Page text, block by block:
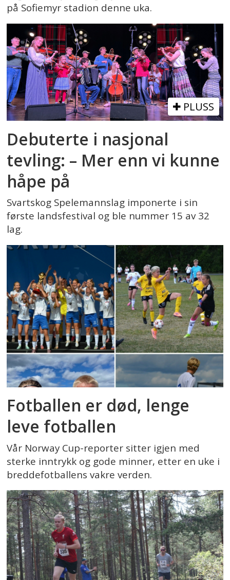
på Sofiemyr stadion denne uka.
PLUSS
Debuterte i nasjonal
tevling: – Mer enn vi kunne
håpe på
Svartskog Spelemannslag imponerte i sin
første landsfestival og ble nummer 15 av 32
lag.
Fotballen er død, lenge
leve fotballen
Vår Norway Cup-reporter sitter igjen med
sterke inntrykk og gode minner, etter en uke i
breddefotballens vakre verden.